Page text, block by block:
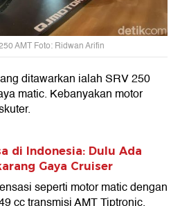
AMT Foto: Ridwan Arifin
ditawarkan ialah SRV 250
matic. Kebanyakan motor
di Indonesia: Dulu Ada
Gaya Cruiser
seperti motor matic dengan